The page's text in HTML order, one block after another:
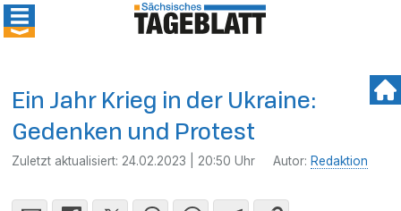
Ein Jahr Krieg in der Ukraine:
Gedenken und Protest
Zuletzt aktualisiert: 24.02.2023 | 20:50 Uhr Autor: Redaktion